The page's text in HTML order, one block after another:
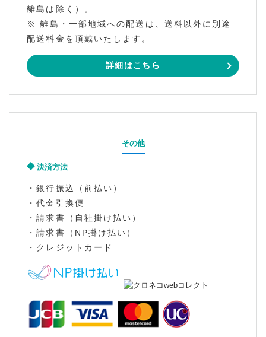
離島は除く）。
※ 離島・一部地域への配送は、送料以外に別途
配送料金を頂戴いたします。
詳細はこちら
その他
決済方法
・銀行振込（前払い）
・代金引換便
・請求書（自社掛け払い）
・請求書（NP掛け払い）
・クレジットカード